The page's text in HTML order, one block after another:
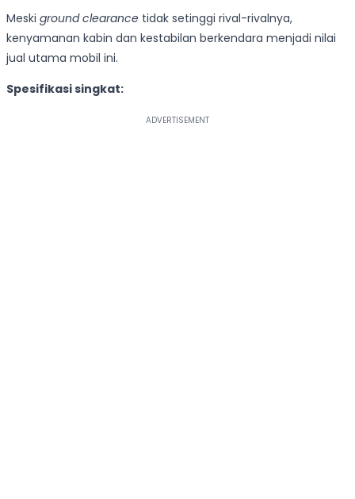
Meski ground clearance tidak setinggi rival-rivalnya,
kenyamanan kabin dan kestabilan berkendara menjadi nilai
jual utama mobil ini.
Spesifikasi singkat: